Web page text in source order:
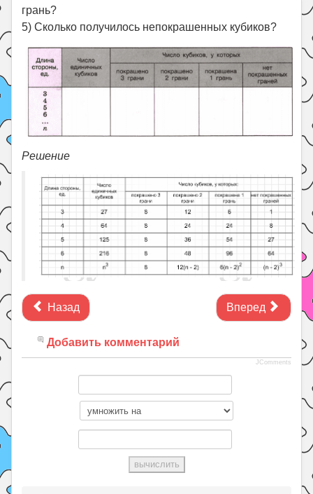
грань?
5) Сколько получилось непокрашенных кубиков?
Решение
Назад Вперед
Добавить комментарий
JComments